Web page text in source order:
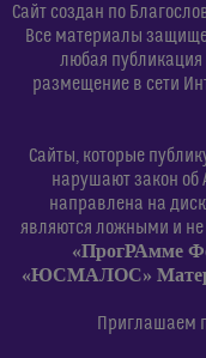
Сайт создан по
Все материалы
любая
размещение в сети
Сайты, которые
нарушают закон об
направлена на
являются ложными и не
«ПрогРАмме
«ЮСМАЛОС»
Приглашаем